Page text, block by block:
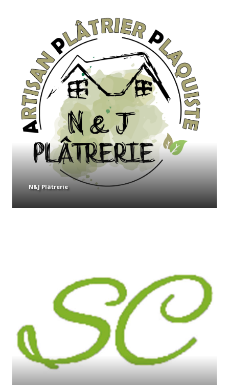
N&J Plâtrerie